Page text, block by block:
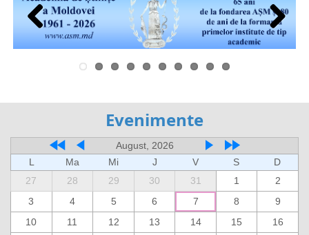
Previous Next
Evenimente
August, 2026
L
Ma Mi J V S
D
27
28 29 30 31 1
2
3
4 5 6 7 8
9
10
11 12 13 14 15
16